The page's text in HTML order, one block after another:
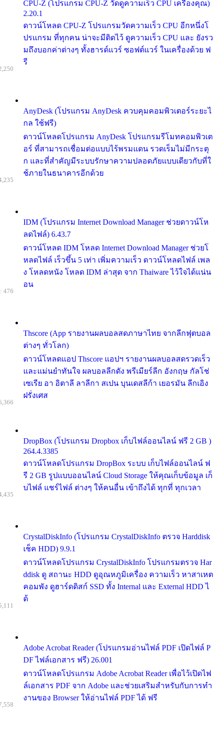
CPU-Z (โปรแกรม CPU-Z วัดดูความเร็ว CPU เครื่องคุณ)
2.20.1
ดาวน์โหลด CPU-Z โปรแกรมวัดความเร็ว CPU อีกหนึ่งโ
ปรแกรม ที่ทุกคน น่าจะมีติดไว้ ดูความเร็ว CPU และ ยังรว
มถึงบอกค่าต่างๆ ทั้งฮารด์แวร์ ซอฟต์แวร์ ในเครื่องด้วย ฟ
รี
AnyDesk (โปรแกรม AnyDesk ควบคุมคอมพิวเตอร์ระยะไ
กล ใช้ฟรี)
ดาวน์โหลดโปรแกรม AnyDesk โปรแกรมรีโมทคอมพิวเต
อร์ ที่สามารถเชื่อมต่อแบบไร้พรมแดน รวดเร็มไม่มีกระตุ
ก และที่สำคัญมีระบบรักษาความปลอดภัยแบบเดียวกับที่ใ
ช้ภายในธนาคารอีกด้วย
IDM (โปรแกรม Internet Download Manager ช่วยดาวน์โห
ลดไฟล์) 6.43.7
ดาวน์โหลด IDM โหลด Internet Download Manager ช่วยโ
หลดไฟล์ เร็วขึ้น 5 เท่า เพิ่มความเร็ว ดาวน์โหลดไฟล์ เพล
ง โหลดหนัง โหลด IDM ล่าสุด จาก Thaiware ไว้ใจได้แน่น
อน
Thscore (App รายงานผลบอลสดภาษาไทย จากลีกฟุตบอล
ต่างๆ ทั่วโลก)
ดาวน์โหลดแอป Thscore แอปฯ รายงานผลบอลสดรวดเร็ว
และแม่นยำทันใจ ผลบอลลีกดัง พรีเมียร์ลีก อังกฤษ กัลโช่
เซเรีย อา อิตาลี ลาลีกา สเปน บุนเดสลีก้า เยอรมัน ลีกเอิง
ฝรั่งเศส
476
DropBox (โปรแกรม Dropbox เก็บไฟล์ออนไลน์ ฟรี 2 GB )
264.4.3385
ดาวน์โหลดโปรแกรม DropBox ระบบ เก็บไฟล์ออนไลน์ ฟ
รี 2 GB รูปแบบออนไลน์ Cloud Storage ให้คุณเก็บข้อมูล เก็
บไฟล์ แชร์ไฟล์ ต่างๆ ให้คนอื่น เข้าถึงได้ ทุกที่ ทุกเวลา
CrystalDiskInfo (โปรแกรม CrystalDiskInfo ตรวจ Harddisk
เช็ค HDD) 9.9.1
ดาวน์โหลดโปรแกรม CrystalDiskInfo โปรแกรมตรวจ Har
ddisk ดู สถานะ HDD ดูอุณหภูมิเครื่อง ความเร็ว หาสาเหต
คอมพัง ดูฮาร์ดดิสก์ SSD ทั้ง Internal และ External HDD ไ
ด้
Adobe Acrobat Reader (โปรแกรมอ่านไฟล์ PDF เปิดไฟล์ P
DF ไฟล์เอกสาร ฟรี) 26.001
ดาวน์โหลดโปรแกรม Adobe Acrobat Reader เพื่อไว้เปิดไฟ
ล์เอกสาร PDF จาก Adobe และช่วยเสริมสำหรับกับการทำ
งานของ Browser ให้อ่านไฟล์ PDF ได้ ฟรี